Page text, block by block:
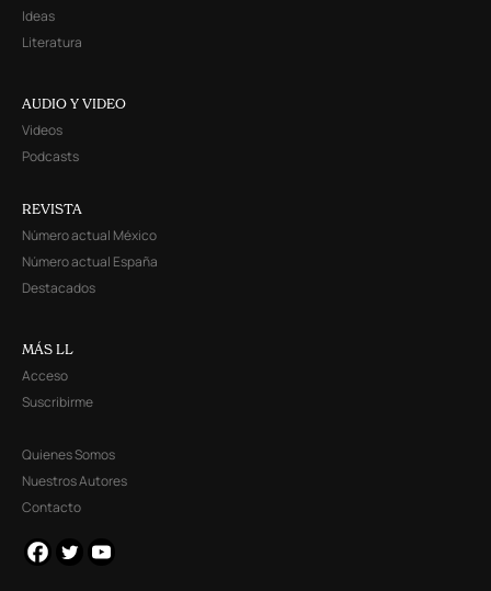
Ideas
Literatura
AUDIO Y VIDEO
Videos
Podcasts
REVISTA
Número actual México
Número actual España
Destacados
MÁS LL
Acceso
Suscribirme
Quienes Somos
Nuestros Autores
Contacto